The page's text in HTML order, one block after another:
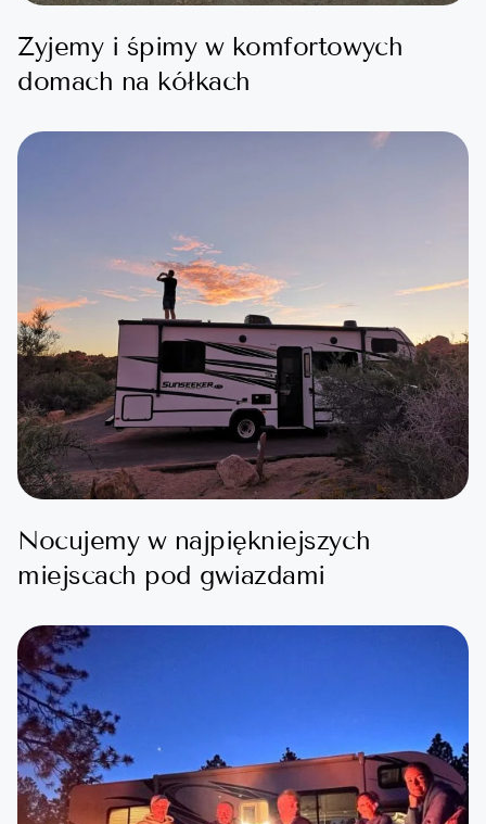
Żyjemy i śpimy w komfortowych
domach na kółkach
Nocujemy w najpiękniejszych
miejscach pod gwiazdami